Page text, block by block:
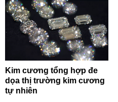
Kim cương tổng hợp đe
dọa thị trường kim cương
tự nhiên